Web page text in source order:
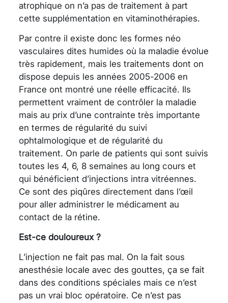
atrophique on n’a pas de traitement à part
cette supplémentation en vitaminothérapies.
Par contre il existe donc les formes néo
vasculaires dites humides où la maladie évolue
très rapidement, mais les traitements dont on
dispose depuis les années 2005-2006 en
France ont montré une réelle efficacité. Ils
permettent vraiment de contrôler la maladie
mais au prix d’une contrainte très importante
en termes de régularité du suivi
ophtalmologique et de régularité du
traitement. On parle de patients qui sont suivis
toutes les 4, 6, 8 semaines au long cours et
qui bénéficient d’injections intra vitréennes.
Ce sont des piqûres directement dans l’œil
pour aller administrer le médicament au
contact de la rétine.
Est-ce douloureux ?
L’injection ne fait pas mal. On la fait sous
anesthésie locale avec des gouttes, ça se fait
dans des conditions spéciales mais ce n’est
pas un vrai bloc opératoire. Ce n’est pas